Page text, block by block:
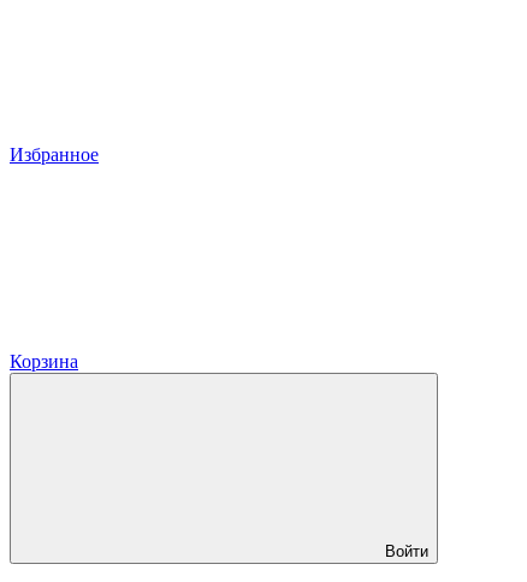
Избранное
Корзина
Войти